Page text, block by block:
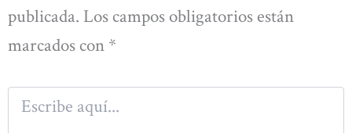
publicada. Los campos obligatorios están
marcados con *
Escribe
aquí...